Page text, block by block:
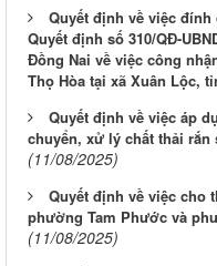
Quyết định về việc
Quyết định số 310/QĐ-
Đồng Nai về việc công
Thọ Hòa tại xã Xuân Lộc,
Quyết định về việc áp
chuyển, xử lý chất thải
(11/08/2025)
Quyết định về việc cho
phường Tam Phước và
(11/08/2025)